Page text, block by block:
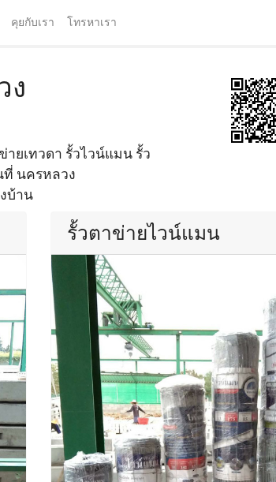
คุยกับเรา โทรหาเรา
ง
ยเทวดา รั้วไวน์แมน รั้ว
ที่ นครหลวง
บ้าน
รั้วตาข่ายไวน์แมน